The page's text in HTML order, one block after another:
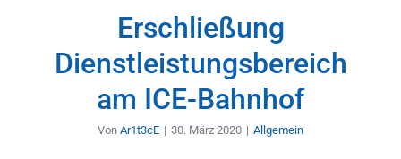
Erschließung
Dienstleistungsbereich
am ICE-Bahnhof
Von Ar1t3cE | 30. März 2020 | Allgemein